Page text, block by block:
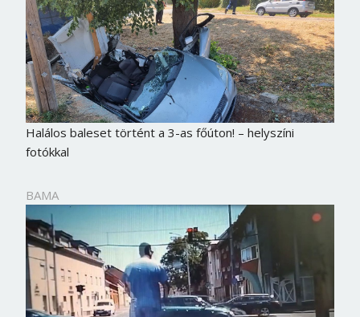
Halálos baleset történt a 3-as főúton! – helyszíni
fotókkal
BAMA